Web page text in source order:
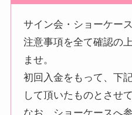
サイン会・ショーケー
注意事項を全て確認の
ませ。
初回入金をもって、下
して頂いたものとさせ